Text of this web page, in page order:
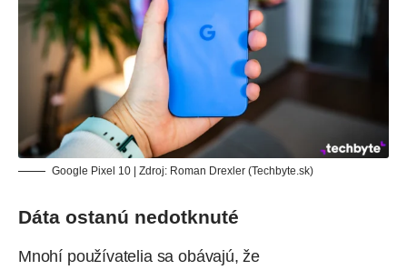
Google Pixel 10 | Zdroj: Roman Drexler (Techbyte.sk)
Dáta ostanú nedotknuté
Mnohí používatelia sa obávajú, že